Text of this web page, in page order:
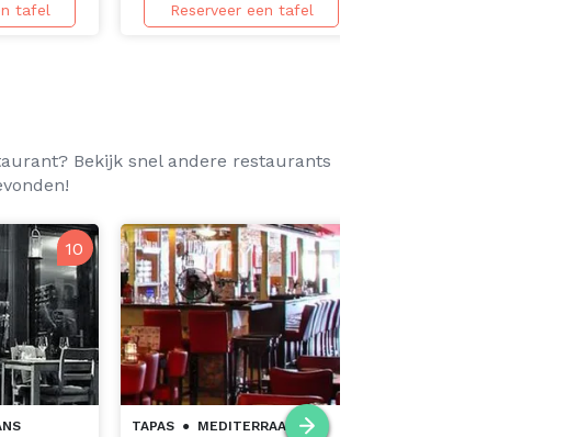
tafel Reserveer een tafel
Bekijk snel andere restaurants
10
TAPAS ● MEDITERRAANS